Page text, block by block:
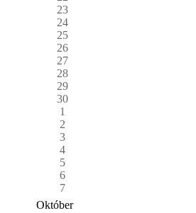
23
24
25
26
27
28
29
30
1
2
3
4
5
6
7
Október